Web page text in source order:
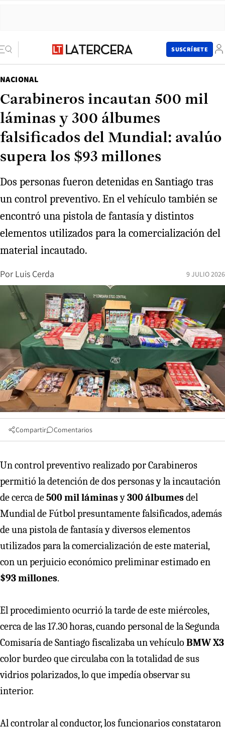
SUSCRÍBETE
NACIONAL
Carabineros incautan 500 mil
láminas y 300 álbumes
falsificados del Mundial: avalúo
supera los $93 millones
Dos personas fueron detenidas en Santiago tras
un control preventivo. En el vehículo también se
encontró una pistola de fantasía y distintos
elementos utilizados para la comercialización del
material incautado.
Por Luis Cerda 9 JULIO 2026
Compartir Comentarios
Un control preventivo realizado por Carabineros
permitió la detención de dos personas y la incautación
de cerca de500 mil láminasy300 álbumesdel
Mundial de Fútbol presuntamente falsificados, además
de una pistola de fantasía y diversos elementos
utilizados para la comercialización de este material,
con un perjuicio económico preliminar estimado en
$93 millones.
El procedimiento ocurrió la tarde de este miércoles,
cerca de las 17.30 horas, cuando personal de la Segunda
Comisaría de Santiago fiscalizaba un vehículo BMW X3
color burdeo que circulaba con la totalidad de sus
vidrios polarizados, lo que impedía observar su
interior.
Al controlar al conductor, los funcionarios constataron